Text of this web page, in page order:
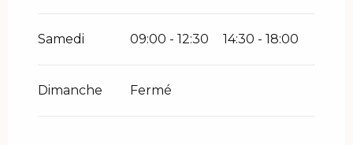
Samedi 09:00 - 12:30 14:30 - 18:00
Dimanche Fermé